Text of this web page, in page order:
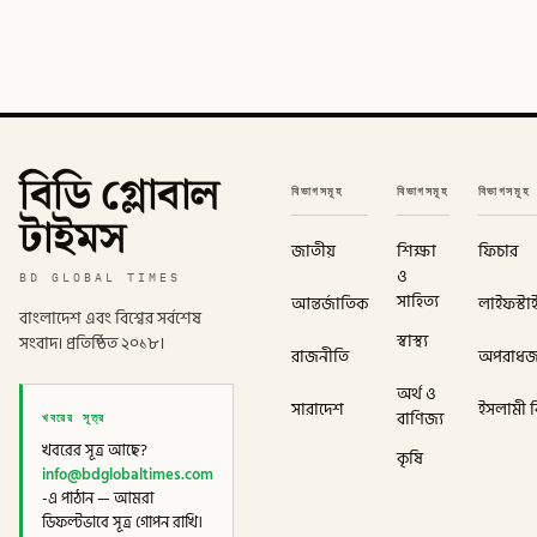
বিডি গ্লোবাল
টাইমস
BD GLOBAL TIMES
বাংলাদেশ এবং বিশ্বের সর্বশেষ
সংবাদ। প্রতিষ্ঠিত ২০১৮।
খবরের সূত্র
খবরের সূত্র আছে?
info@bdglobaltimes.com
-এ পাঠান — আমরা
ডিফল্টভাবে সূত্র গোপন রাখি।
বিভাগসমূহ
জাতীয়
আন্তর্জাতিক
রাজনীতি
সারাদেশ
বিভাগসমূহ
শিক্ষা
ও
সাহিত্য
স্বাস্থ্য
অর্থ ও
বাণিজ্য
কৃষি
বিভাগসমূহ
ফিচার
ইসলামী